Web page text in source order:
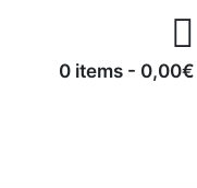
0 items - 0,00€